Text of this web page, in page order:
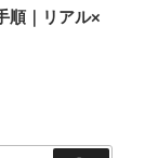
順｜リアル×